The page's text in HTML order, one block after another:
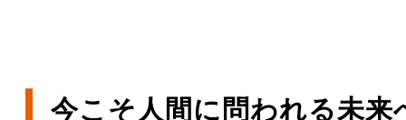
今こそ人間に問われる未来